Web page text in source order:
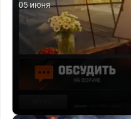
05 июня